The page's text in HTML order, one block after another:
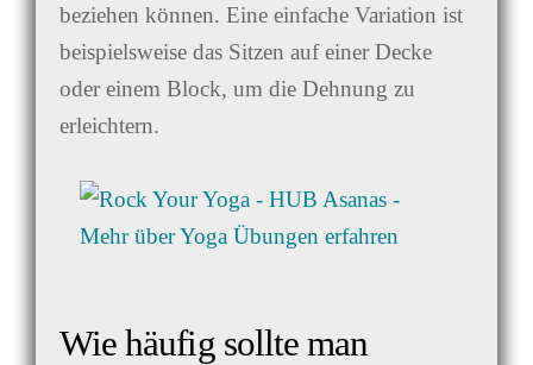
beziehen können. Eine einfache Variation ist
beispielsweise das Sitzen auf einer Decke
oder einem Block, um die Dehnung zu
erleichtern.
Wie häufig sollte man